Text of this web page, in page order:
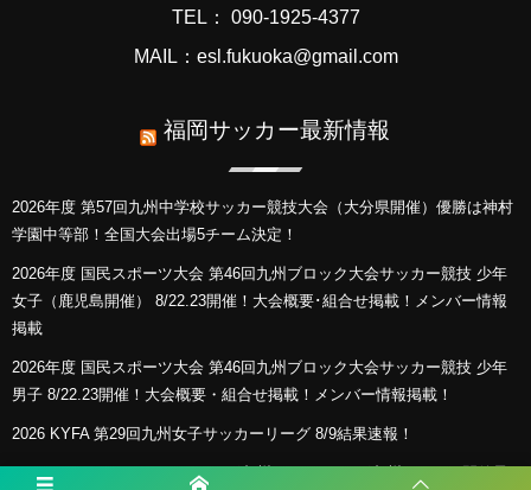
TEL： 090-1925-4377
MAIL：esl.fukuoka@gmail.com
福岡サッカー最新情報
2026年度 第57回九州中学校サッカー競技大会（大分県開催）優勝は神村
学園中等部！全国大会出場5チーム決定！
2026年度 国民スポーツ大会 第46回九州ブロック大会サッカー競技 少年
女子（鹿児島開催） 8/22.23開催！大会概要･組合せ掲載！メンバー情報
掲載
2026年度 国民スポーツ大会 第46回九州ブロック大会サッカー競技 少年
男子 8/22.23開催！大会概要・組合せ掲載！メンバー情報掲載！
2026 KYFA 第29回九州女子サッカーリーグ 8/9結果速報！
KYFA インディペンデンスリーグ九州2026（Iリーグ九州）8/6～8開催予